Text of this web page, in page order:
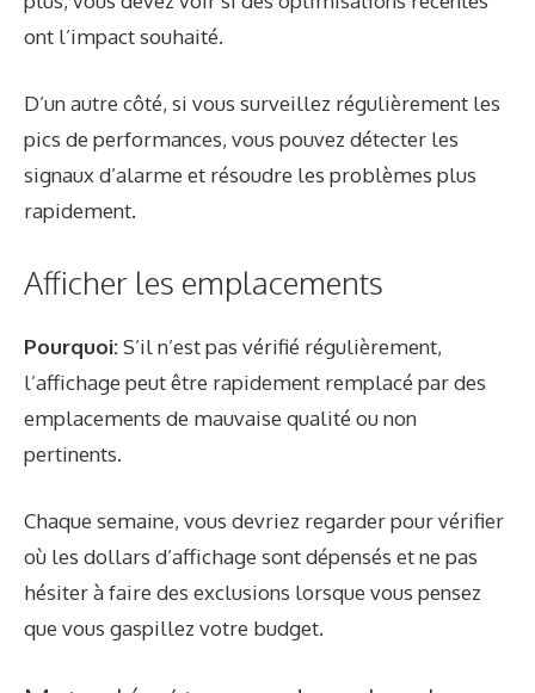
ont l’impact souhaité.
D’un autre côté, si vous surveillez régulièrement les
pics de performances, vous pouvez détecter les
signaux d’alarme et résoudre les problèmes plus
rapidement.
Afficher les emplacements
Pourquoi:S’il n’est pas vérifié régulièrement,
l’affichage peut être rapidement remplacé par des
emplacements de mauvaise qualité ou non
pertinents.
Chaque semaine, vous devriez regarder pour vérifier
où les dollars d’affichage sont dépensés et ne pas
hésiter à faire des exclusions lorsque vous pensez
que vous gaspillez votre budget.